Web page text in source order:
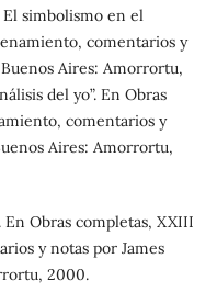
El simbolismo en el
comentarios y
Buenos Aires: Amorrortu,
del yo”. En Obras
comentarios y
Aires: Amorrortu,
Obras completas, XXIII
y notas por James
2000.